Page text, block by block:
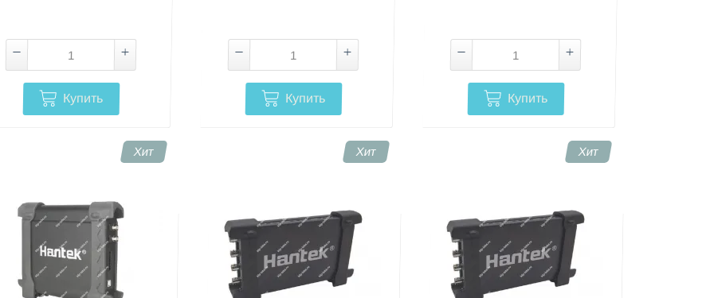
Купить Купить Купить
Хит Хит Хит